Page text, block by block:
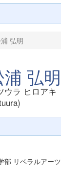
弘明
弘明
ウラ ヒロアキ
部 リベラルアー